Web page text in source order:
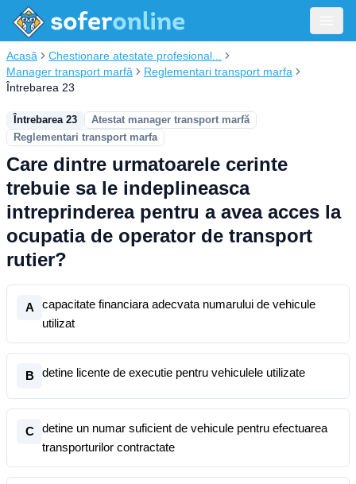
Acasă
Chestionare atestate profesional...
Manager transport marfă
Reglementari transport marfa
Întrebarea 23
Întrebarea 23
Atestat manager transport marfă
Reglementari transport marfa
Care dintre urmatoarele cerinte
trebuie sa le indeplineasca
intreprinderea pentru a avea acces la
ocupatia de operator de transport
rutier?
A
capacitate financiara adecvata numarului de vehicule
utilizat
B detine licente de executie pentru vehiculele utilizate
C
detine un numar suficient de vehicule pentru efectuarea
transporturilor contractate